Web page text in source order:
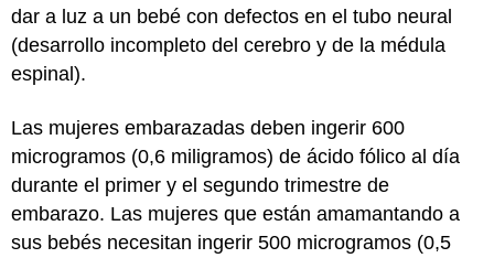
dar a luz a un bebé con defectos en el tubo neural
(desarrollo incompleto del cerebro y de la médula
espinal).
Las mujeres embarazadas deben ingerir 600
microgramos (0,6 miligramos) de ácido fólico al día
durante el primer y el segundo trimestre de
embarazo. Las mujeres que están amamantando a
sus bebés necesitan ingerir 500 microgramos (0,5